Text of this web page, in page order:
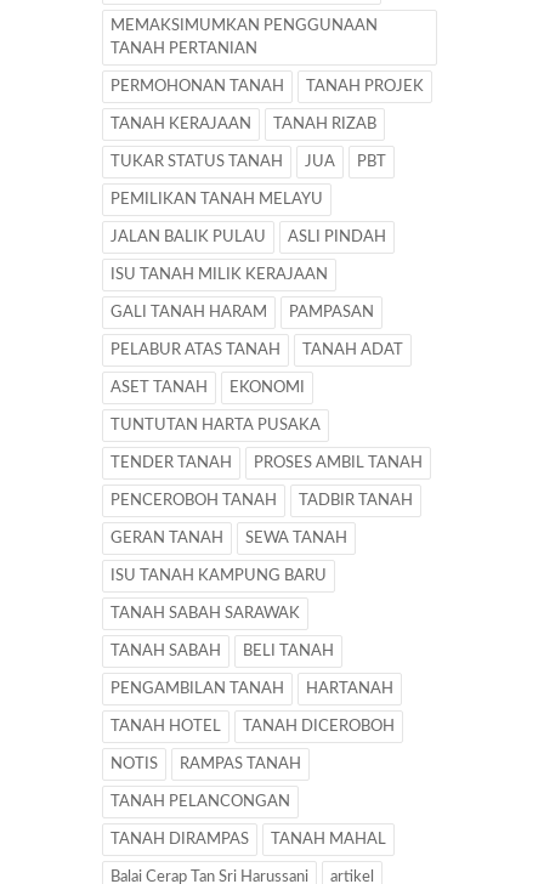
MEMAKSIMUMKAN PENGGUNAAN
TANAH PERTANIAN
PERMOHONAN TANAH TANAH PROJEK
TANAH KERAJAAN TANAH RIZAB
TUKAR STATUS TANAH JUA PBT
PEMILIKAN TANAH MELAYU
JALAN BALIK PULAU ASLI PINDAH
ISU TANAH MILIK KERAJAAN
GALI TANAH HARAM PAMPASAN
PELABUR ATAS TANAH TANAH ADAT
ASET TANAH EKONOMI
TUNTUTAN HARTA PUSAKA
TENDER TANAH PROSES AMBIL TANAH
PENCEROBOH TANAH TADBIR TANAH
GERAN TANAH SEWA TANAH
ISU TANAH KAMPUNG BARU
TANAH SABAH SARAWAK
TANAH SABAH BELI TANAH
PENGAMBILAN TANAH HARTANAH
TANAH HOTEL TANAH DICEROBOH
NOTIS RAMPAS TANAH
TANAH PELANCONGAN
TANAH DIRAMPAS TANAH MAHAL
Balai Cerap Tan Sri Harussani artikel